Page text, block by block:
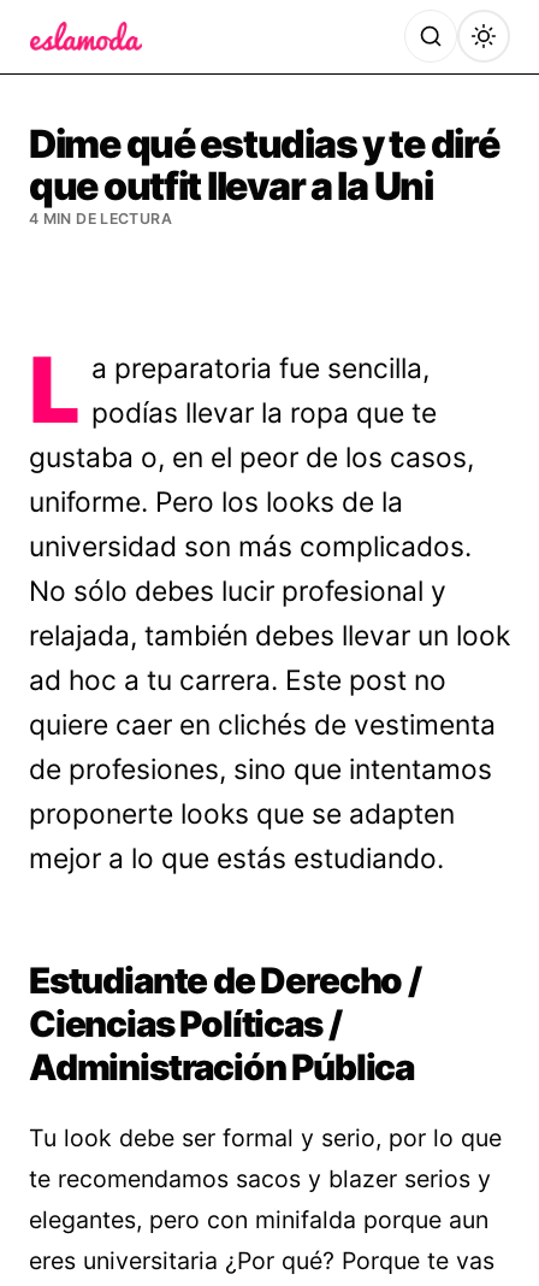
Dime qué estudias y te diré
que outfit llevar a la Uni
4 MIN DE LECTURA
L a preparatoria fue sencilla,
podías llevar la ropa que te
gustaba o, en el peor de los casos,
uniforme. Pero los looks de la
universidad son más complicados.
No sólo debes lucir profesional y
relajada, también debes llevar un look
ad hoc a tu carrera. Este post no
quiere caer en clichés de vestimenta
de profesiones, sino que intentamos
proponerte looks que se adapten
mejor a lo que estás estudiando.
Estudiante de Derecho /
Ciencias Políticas /
Administración Pública
Tu look debe ser formal y serio, por lo que
te recomendamos sacos y blazer serios y
elegantes, pero con minifalda porque aun
eres universitaria ¿Por qué? Porque te vas